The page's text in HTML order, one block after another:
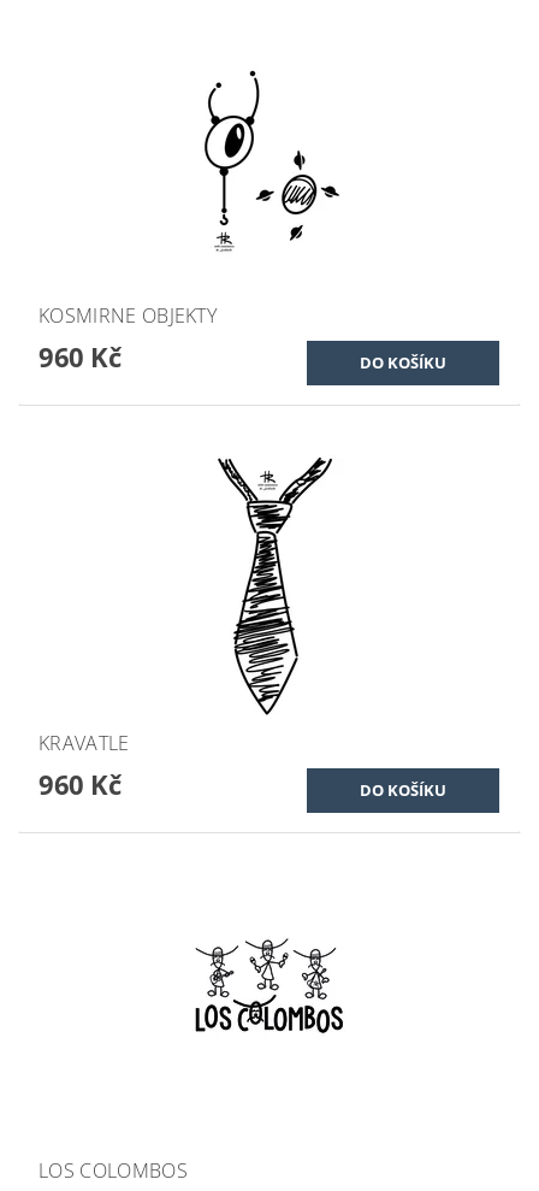
KOSMIRNE OBJEKTY
960 Kč
KRAVATLE
960 Kč
LOS COLOMBOS